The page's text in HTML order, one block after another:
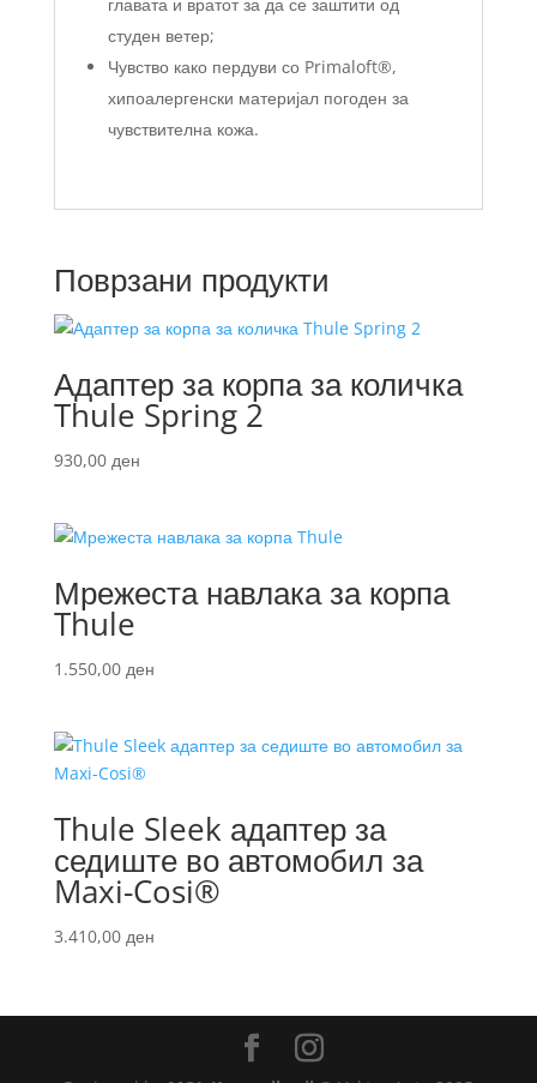
студен ветер;
Чувство како пердуви со Primaloft®,
хипоалергенски материјал погоден за
чувствителна кожа.
Поврзани продукти
Адаптер за корпа за количка
Thule Spring 2
930,00 ден
Мрежеста навлака за корпа
Thule
1.550,00 ден
Thule Sleek адаптер за
седиште во автомобил за
Maxi-Cosi®
3.410,00 ден